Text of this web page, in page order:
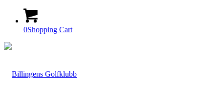
0Shopping Cart